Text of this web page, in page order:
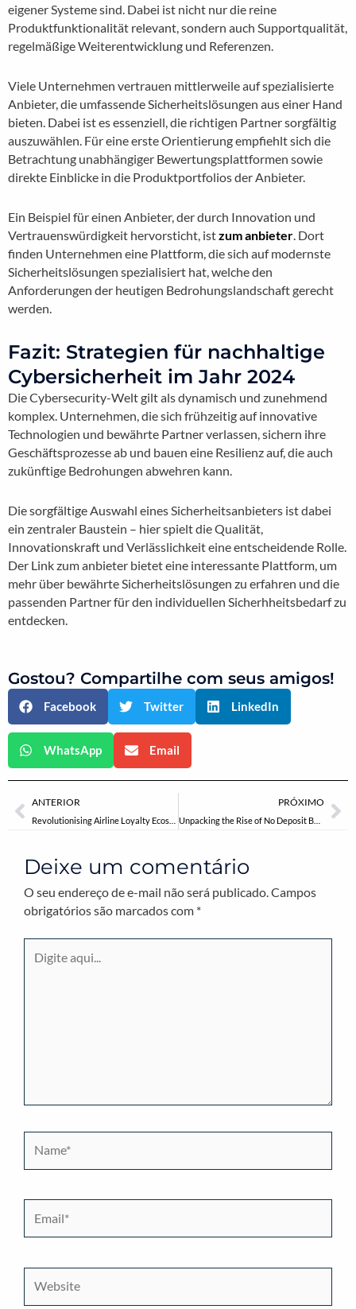
eigener Systeme sind. Dabei ist nicht nur die reine
Produktfunktionalität relevant, sondern auch Supportqualität,
regelmäßige Weiterentwicklung und Referenzen.
Viele Unternehmen vertrauen mittlerweile auf spezialisierte
Anbieter, die umfassende Sicherheitslösungen aus einer Hand
bieten. Dabei ist es essenziell, die richtigen Partner sorgfältig
auszuwählen. Für eine erste Orientierung empfiehlt sich die
Betrachtung unabhängiger Bewertungsplattformen sowie
direkte Einblicke in die Produktportfolios der Anbieter.
Ein Beispiel für einen Anbieter, der durch Innovation und
Vertrauenswürdigkeit hervorsticht, istzum anbieter. Dort
finden Unternehmen eine Plattform, die sich auf modernste
Sicherheitslösungen spezialisiert hat, welche den
Anforderungen der heutigen Bedrohungslandschaft gerecht
werden.
Fazit: Strategien für nachhaltige
Cybersicherheit im Jahr 2024
Die Cybersecurity-Welt gilt als dynamisch und zunehmend
komplex. Unternehmen, die sich frühzeitig auf innovative
Technologien und bewährte Partner verlassen, sichern ihre
Geschäftsprozesse ab und bauen eine Resilienz auf, die auch
zukünftige Bedrohungen abwehren kann.
Die sorgfältige Auswahl eines Sicherheitsanbieters ist dabei
ein zentraler Baustein – hier spielt die Qualität,
Innovationskraft und Verlässlichkeit eine entscheidende Rolle.
Der Link zum anbieter bietet eine interessante Plattform, um
mehr über bewährte Sicherheitslösungen zu erfahren und die
passenden Partner für den individuellen Sicherhheitsbedarf zu
entdecken.
Gostou? Compartilhe com seus amigos!
Facebook Twitter LinkedIn
WhatsApp Email
Anterior
ANTERIOR PRÓXIMO
Unpacking the Rise of No Deposit Bonuses in Online Casinos: A Strategic Perspective
Deixe um comentário
O seu endereço de e-mail não será publicado.Campos
obrigatórios são marcados com *
aqui...